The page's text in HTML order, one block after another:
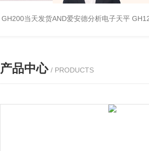
GH200当天发货AND爱安德分析电子天平
产品中心 / PRODUCTS